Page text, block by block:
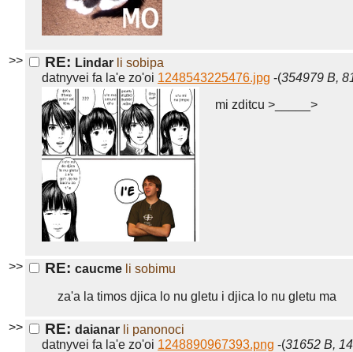
>> RE: Lindar li sobipa
datnyvei fa la'e zo'oi 1248543225476.jpg -(354979 B,
mi zditcu >_____>
>> RE: caucme li sobimu
za'a la timos djica lo nu gletu i djica lo nu gletu ma
>> RE: daianar li panonoci
datnyvei fa la'e zo'oi 1248890967393.png -(31652 B,